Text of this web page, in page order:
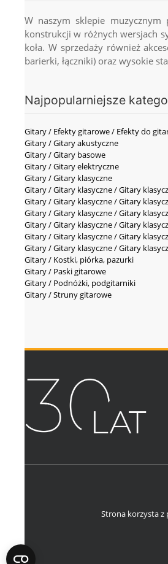
W naszym sklepie muzycznym
konstrukcji w różnych wersjach
koła. W sprzedaży również
barierki, łączniki) oraz wysokie
Najpopularniejsze
Gitary / Efekty gitarowe / Efekty do
Gitary / Gitary akustyczne
Gitary / Gitary basowe
Gitary / Gitary elektryczne
Gitary / Gitary klasyczne
Gitary / Gitary klasyczne / Gitary
Gitary / Gitary klasyczne / Gitary
Gitary / Gitary klasyczne / Gitary
Gitary / Gitary klasyczne / Gitary
Gitary / Gitary klasyczne / Gitary
Gitary / Gitary klasyczne / Gitary
Gitary / Kostki, piórka, pazurki
Gitary / Paski gitarowe
Gitary / Podnóżki, podgitarniki
Gitary / Struny gitarowe
Strona korzysta z